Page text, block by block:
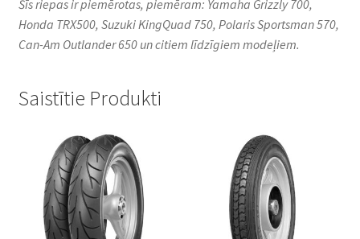
Šīs riepas ir piemērotas, piemēram: Yamaha Grizzly 700,
Honda TRX500, Suzuki KingQuad 750, Polaris Sportsman 570,
Can-Am Outlander 650 un citiem līdzīgiem modeļiem.
Saistītie Produkti